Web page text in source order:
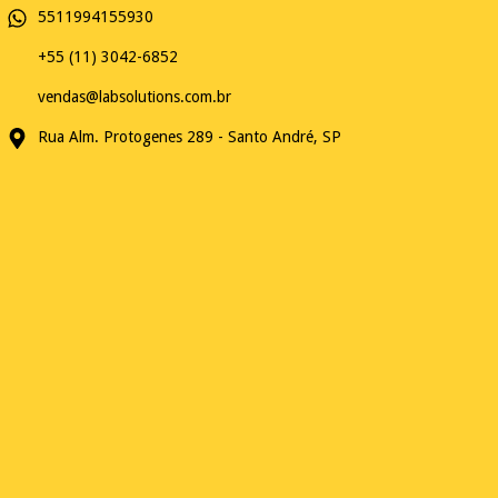
5511994155930
+55 (11) 3042-6852
vendas@labsolutions.com.br
Rua Alm. Protogenes 289 - Santo André, SP